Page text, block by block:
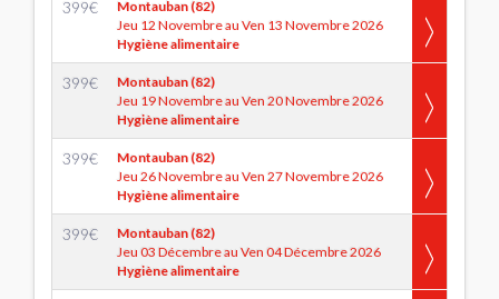
399€
Montauban (82)
Jeu 12 Novembre au Ven 13 Novembre 2026
Hygiène alimentaire
399€
Montauban (82)
Jeu 19 Novembre au Ven 20 Novembre 2026
Hygiène alimentaire
399€
Montauban (82)
Jeu 26 Novembre au Ven 27 Novembre 2026
Hygiène alimentaire
399€
Montauban (82)
Jeu 03 Décembre au Ven 04 Décembre 2026
Hygiène alimentaire